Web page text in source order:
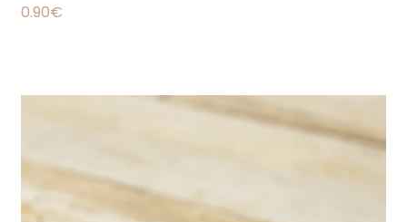
0.90€